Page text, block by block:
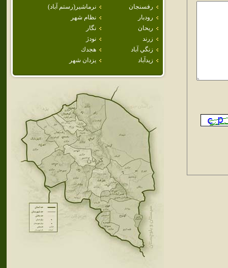
رفسنجان
نرماشير(رستم آباد)
رودبار
نظام شهر
ريحان
نگار
زرند
نودژ
زنگي آباد
هجدك
زيدآباد
يزدان شهر